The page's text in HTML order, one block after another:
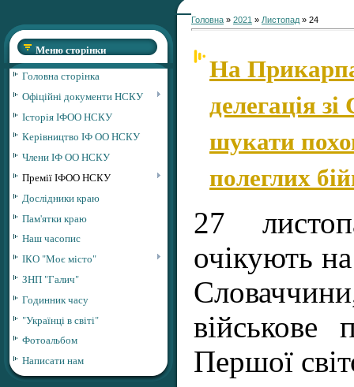
Меню сторінки
Головна сторінка
Офіційні документи НСКУ
Історія ІФОО НСКУ
Керівництво ІФ ОО НСКУ
Члени ІФ ОО НСКУ
Премії ІФОО НСКУ
Дослідники краю
Пам'ятки краю
Наш часопис
ІКО "Моє місто"
ЗНП "Галич"
Годинник часу
"Українці в світі"
Фотоальбом
Написати нам
Головна » 2021 » Листопад » 24
На
делегація
шукати
полеглих
27
очікують на
військове
Першої